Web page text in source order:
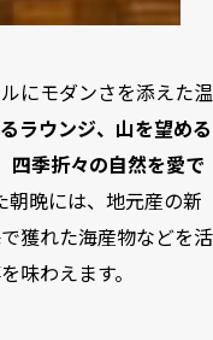
にモダンさを添えた温
ラウンジ、山を望める
四季折々の自然を愛で
朝晩には、地元産の新
獲れた海産物などを活
味わえます。